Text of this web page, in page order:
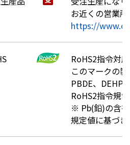
サステナビリティ
株主・投資家情報
お近くの営業
https://
RoHS2指令対
このマークの
PBDE、DEHP
RoHS2指令規
※ Pb(鉛)の含
規定値に基づき